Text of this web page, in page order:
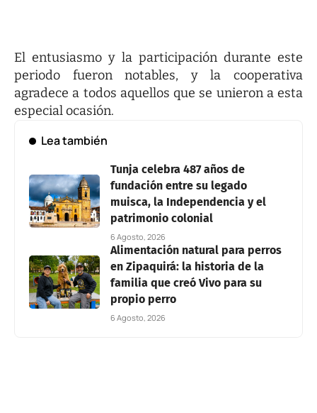
El entusiasmo y la participación durante este
periodo fueron notables, y la cooperativa
agradece a todos aquellos que se unieron a esta
especial ocasión.
Lea también
Tunja celebra 487 años de
fundación entre su legado
muisca, la Independencia y el
patrimonio colonial
6 Agosto, 2026
Alimentación natural para perros
en Zipaquirá: la historia de la
familia que creó Vivo para su
propio perro
6 Agosto, 2026